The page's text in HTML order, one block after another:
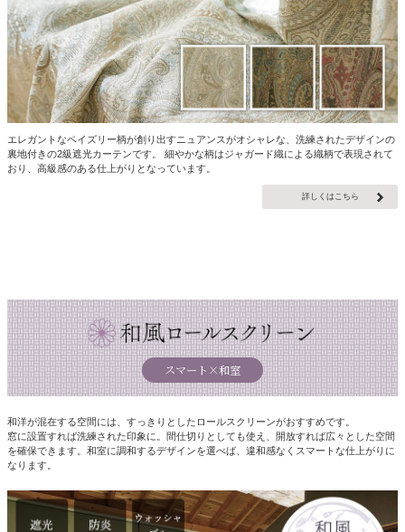
エレガントなペイズリー柄が創り出すニュアンスがオシャレな、洗練されたデザインの
裏地付きの2級遮光カーテンです。 細やかな柄はジャガード織による織柄で表現されて
おり、高級感のある仕上がりとなっています。
詳しくはこちら
スマート×和室
和洋が混在する空間には、すっきりとしたロールスクリーンがおすすめです。
窓に設置すれば洗練された印象に。間仕切りとしても使え、開放すれば広々とした空間
を確保できます。和室に調和するデザインを選べば、違和感なくスマートな仕上がりに
なります。